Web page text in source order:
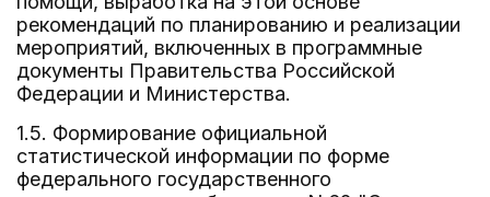
рекомендаций по планированию и реализации
мероприятий, включенных в программные
документы Правительства Российской
Федерации и Министерства.
1.5. Формирование официальной
статистической информации по форме
федерального государственного